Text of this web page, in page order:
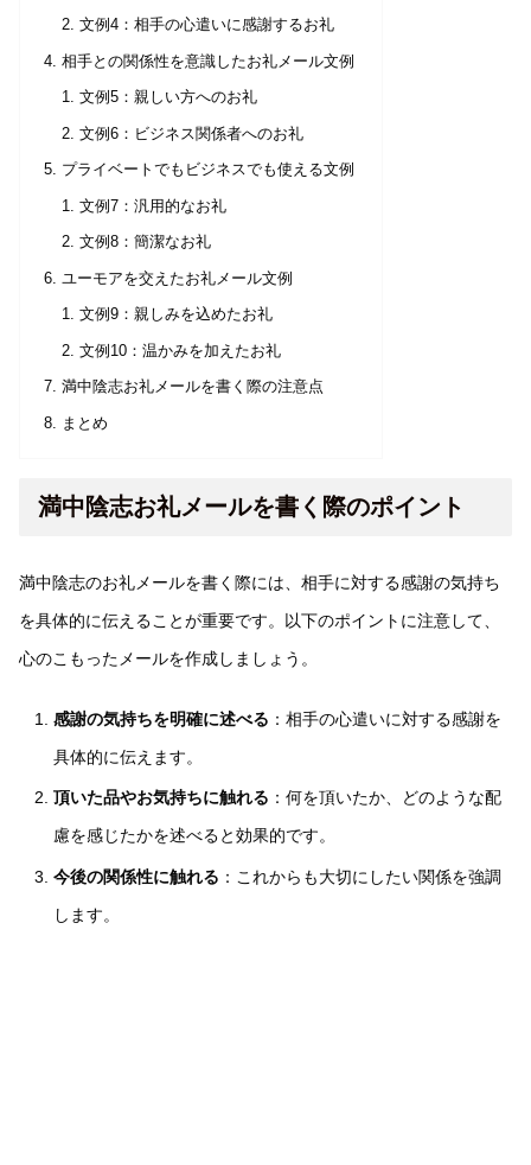
文例4：相手の心遣いに感謝するお礼
相手との関係性を意識したお礼メール文例
文例5：親しい方へのお礼
文例6：ビジネス関係者へのお礼
プライベートでもビジネスでも使える文例
文例7：汎用的なお礼
文例8：簡潔なお礼
ユーモアを交えたお礼メール文例
文例9：親しみを込めたお礼
文例10：温かみを加えたお礼
満中陰志お礼メールを書く際の注意点
まとめ
満中陰志お礼メールを書く際のポイント
満中陰志のお礼メールを書く際には、相手に対する感謝の気持ち
を具体的に伝えることが重要です。以下のポイントに注意して、
心のこもったメールを作成しましょう。
感謝の気持ちを明確に述べる ：相手の心遣いに対する感謝を
具体的に伝えます。
頂いた品やお気持ちに触れる ：何を頂いたか、どのような配
慮を感じたかを述べると効果的です。
今後の関係性に触れる ：これからも大切にしたい関係を強調
します。